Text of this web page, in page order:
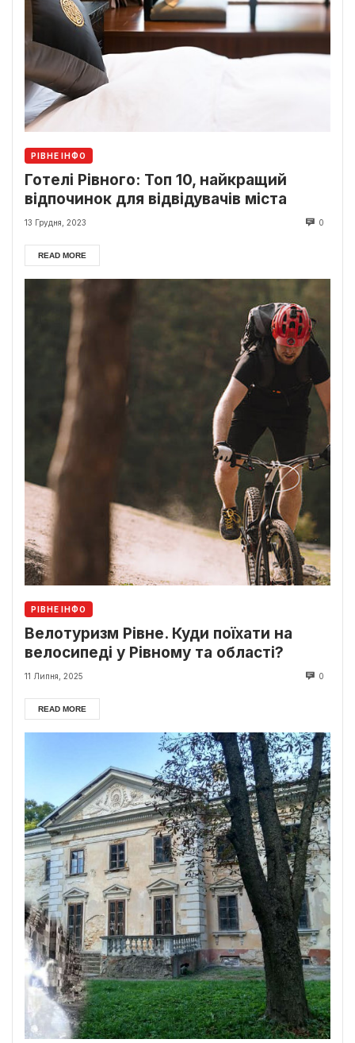
РІВНЕ ІНФО
Готелі Рівного: Топ 10, найкращий
відпочинок для відвідувачів міста
13 Грудня, 2023 0
READ MORE
РІВНЕ ІНФО
Велотуризм Рівне. Куди поїхати на
велосипеді у Рівному та області?
11 Липня, 2025 0
READ MORE